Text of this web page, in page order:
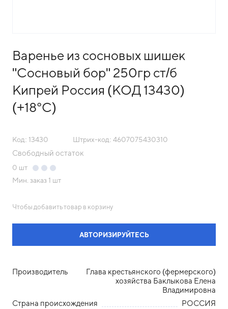
Варенье из сосновых шишек
"Сосновый бор" 250гр ст/б
Кипрей Россия (КОД 13430)
(+18°С)
Код: 13430 Штрих-код: 4607075430310
Свободный остаток
0 шт
Мин. заказ 1 шт
Чтобы добавить товар в корзину
АВТОРИЗИРУЙТЕСЬ
Производитель
Глава крестьянского (фермерского)
хозяйства Баклыкова Елена
Владимировна
Страна происхождения
РОССИЯ